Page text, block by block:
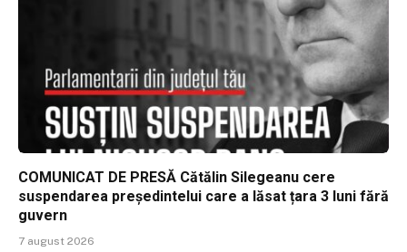
COMUNICAT DE PRESĂ Cătălin Silegeanu cere
suspendarea președintelui care a lăsat țara 3 luni fără
guvern
7 august 2026